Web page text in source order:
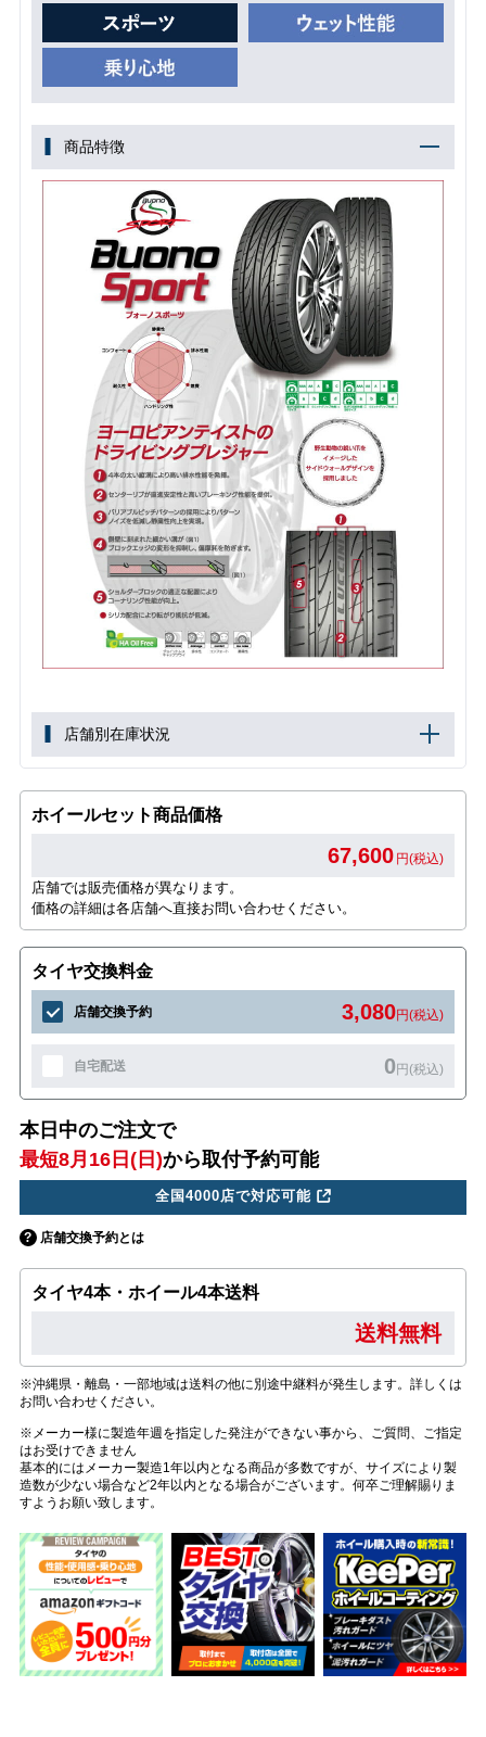
商品特徴
店舗別在庫状況
ホイールセット商品価格
67,600 円(税込)
店舗では販売価格が異なります。
価格の詳細は各店舗へ直接お問い合わせください。
タイヤ交換料金
店舗交換予約 3,080円(税込)
自宅配送 0円(税込)
本日中のご注文で
最短8月16日(日)から取付予約可能
全国4000店で対応可能
店舗交換予約とは
タイヤ4本・ホイール4本送料
送料無料
※沖縄県・離島・一部地域は送料の他に別途中継料が発生します。詳しくは
お問い合わせください。
※メーカー様に製造年週を指定した発注ができない事から、ご質問、ご指定
はお受けできません
基本的にはメーカー製造1年以内となる商品が多数ですが、サイズにより製
造数が少ない場合など2年以内となる場合がございます。何卒ご理解賜りま
すようお願い致します。